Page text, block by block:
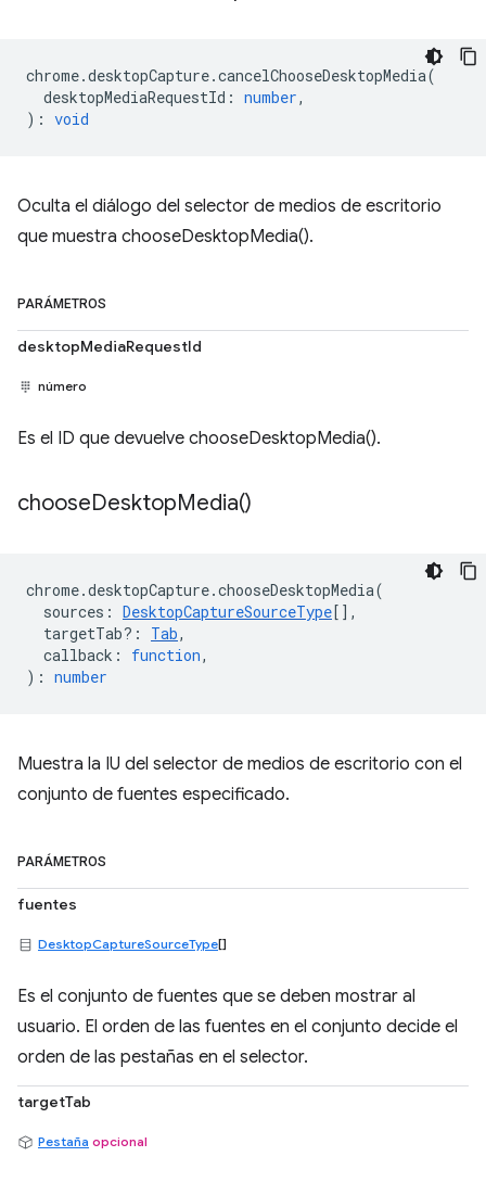
chrome.desktopCapture.cancelChooseDesktopMedia(
desktopMediaRequestId : number,
) : void
Oculta el diálogo del selector de medios de escritorio
que muestra chooseDesktopMedia().
PARÁMETROS
desktopMediaRequestId
número
Es el ID que devuelve chooseDesktopMedia().
chooseDesktopMedia()
chrome.desktopCapture.chooseDesktopMedia(
sources : DesktopCaptureSourceType[],
targetTab? : Tab,
callback : function,
) : number
Muestra la IU del selector de medios de escritorio con el
conjunto de fuentes especificado.
PARÁMETROS
fuentes
DesktopCaptureSourceType[]
Es el conjunto de fuentes que se deben mostrar al
usuario. El orden de las fuentes en el conjunto decide el
orden de las pestañas en el selector.
targetTab
Pestaña opcional